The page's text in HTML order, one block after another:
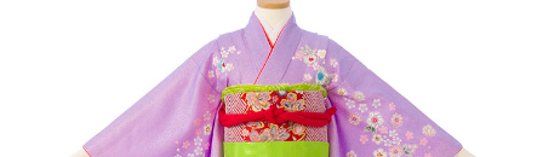
法人・グループの
お客様はこちら
着物の種類から探す